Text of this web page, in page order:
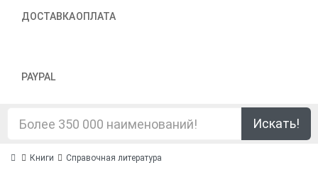
ДОСТАВКАОПЛАТА
PAYPAL
Искать!
Книги
Справочная литература